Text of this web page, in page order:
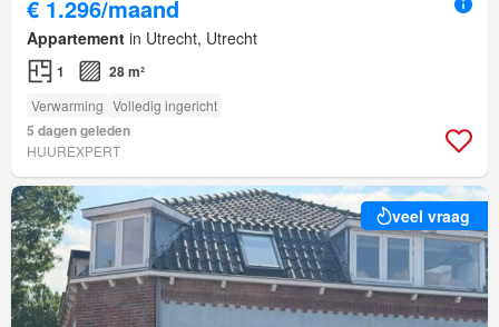
€ 1.296/maand
Appartement in Utrecht, Utrecht
1 28 m²
Verwarming Volledig ingericht
5 dagen geleden
HUUREXPERT
veel vraag